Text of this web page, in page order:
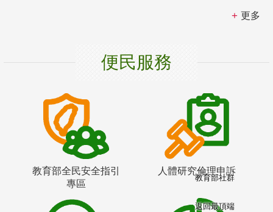
更多
便民服務
教育部全民安全指引
專區
人體研究倫理申訴
教育部社群
返回最頂端